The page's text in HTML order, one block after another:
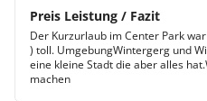
Preis Leistung / Fazit
Der Kurzurlaub im Center Park
) toll. UmgebungWintergerg und
eine kleine Stadt die aber alles
machen